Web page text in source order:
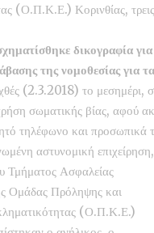
(Ο.Π.Κ.Ε.) Κορινθίας,
δικογραφία
της νομοθεσίας για
(2.3.2018) το μεσημέρι,
σωματικής βίας, αφού
τηλέφωνο και
αστυνομική επιχείρηση,
Τμήματος Ασφαλείας
Ομάδας Πρόληψης και
(Ο.Π.Κ.Ε.)